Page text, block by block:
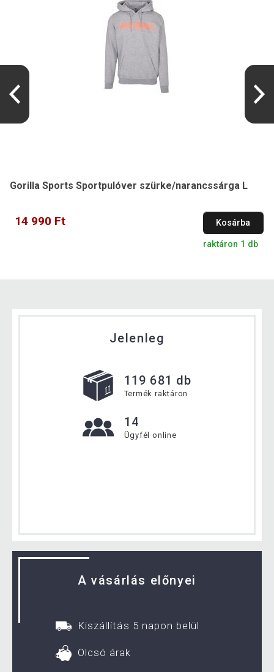
Gorilla Sports Sportpulóver szürke/narancssárga L
14 990 Ft Kosárba
raktáron 1 db
Jelenleg
119 681 db
Termék raktáron
14
Ügyfél online
A vásárlás előnyei
Kiszállítás 5 napon belül
Olcsó árak